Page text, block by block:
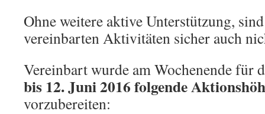
Ohne weitere aktive Unterstützung,
vereinbarten Aktivitäten sicher auch
Vereinbart wurde am Wochenende für
bis 12. Juni 2016 folgende
vorzubereiten: